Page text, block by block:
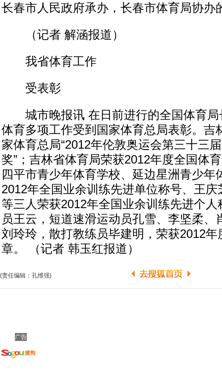
长春市人民政府承办，长春市体育局协办
（记者 解涵报道）
我省体育工作
受表彰
城市晚报讯 在日前进行的全国体育局
体育多项工作受到国家体育总局表彰。吉
家体育总局“2012年伦敦奥运会第三十三
奖”；吉林省体育局荣获2012年度全国体
四平市青少年体育学校、延边星洲青少年
2012年全国业余训练先进单位称号、王
等三人荣获2012年全国业余训练先进个
员王云，短道速滑运动员孔雪、李坚柔、
刘玲玲，散打教练员毕建明，荣获2012
章。 （记者 韩玉红报道）
(责任编辑：孔维强)
广告